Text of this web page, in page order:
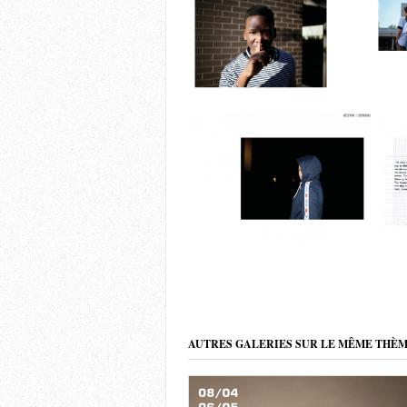
AUTRES GALERIES SUR LE MÊME